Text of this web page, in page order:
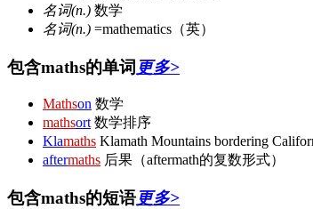
名词(n.) 数学
名词(n.) =mathematics（英）
包含maths的单词 更多>
Mathson 数学
mathsort 数学排序
Klamaths Klamath Mountains bordering
aftermaths 后果（aftermath的复数形式）
包含maths的短语更多>